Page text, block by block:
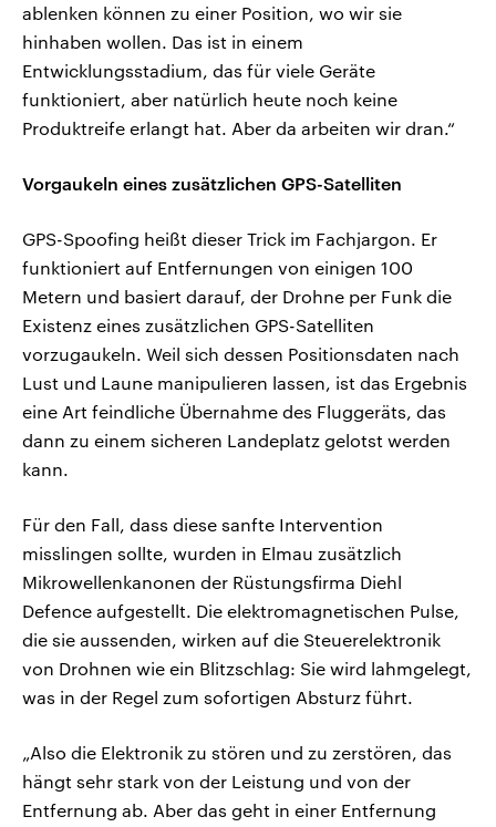
ablenken können zu einer Position, wo wir sie
hinhaben wollen. Das ist in einem
Entwicklungsstadium, das für viele Geräte
funktioniert, aber natürlich heute noch keine
Produktreife erlangt hat. Aber da arbeiten wir dran.“
Vorgaukeln eines zusätzlichen GPS-Satelliten
GPS-Spoofing heißt dieser Trick im Fachjargon. Er
funktioniert auf Entfernungen von einigen 100
Metern und basiert darauf, der Drohne per Funk die
Existenz eines zusätzlichen GPS-Satelliten
vorzugaukeln. Weil sich dessen Positionsdaten nach
Lust und Laune manipulieren lassen, ist das Ergebnis
eine Art feindliche Übernahme des Fluggeräts, das
dann zu einem sicheren Landeplatz gelotst werden
kann.
Für den Fall, dass diese sanfte Intervention
misslingen sollte, wurden in Elmau zusätzlich
Mikrowellenkanonen der Rüstungsfirma Diehl
Defence aufgestellt. Die elektromagnetischen Pulse,
die sie aussenden, wirken auf die Steuerelektronik
von Drohnen wie ein Blitzschlag: Sie wird lahmgelegt,
was in der Regel zum sofortigen Absturz führt.
„Also die Elektronik zu stören und zu zerstören, das
hängt sehr stark von der Leistung und von der
Entfernung ab. Aber das geht in einer Entfernung